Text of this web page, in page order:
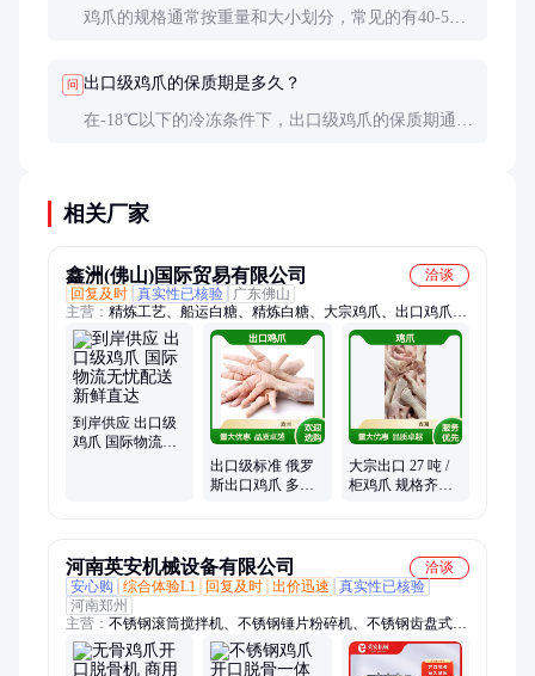
鸡爪的规格通常按重量和大小划分，常见的有40-50
问 出口级鸡爪的保质期是多久？
在-18℃以下的冷冻条件下，出口级鸡爪的保质期通
相关厂家
鑫洲(佛山)国际贸易有限公司
洽谈
回复及时 真实性已核验
广东佛山
主营： 精炼工艺、船运白糖、精炼白糖、大宗鸡爪、出口鸡爪、
到岸鸡爪、冷冻鸡爪、贸易级原糖、出口级鸡爪、工业级白糖、
食品级原糖、柜起批鸡爪、大货柜鸡爪、27 吨/柜鸡爪、工业原
料级原糖、食品原料级白糖、物流服务、原糖进口、大宗原糖、
船运原糖、甘蔗制糖、大批量白糖
到岸供应 出口级
鸡爪 国际物流无
出口级标准 俄罗
斯出口鸡爪 多国
大宗出口 27 吨 /
柜鸡爪 规格齐全
河南英安机械设备有限公司
洽谈
安心购
综合体验L1 回复及时 出价迅速
真实性已核验
河南郑州
主营： 不锈钢滚筒搅拌机、不锈钢锤片粉碎机、不锈钢齿盘式粉
碎机、无骨鸡爪开口脱骨机、万能粉碎机、不锈钢U型搅拌机、
不锈钢胶体磨、不锈钢破骨机、不锈钢螺旋提升机、不锈钢输送